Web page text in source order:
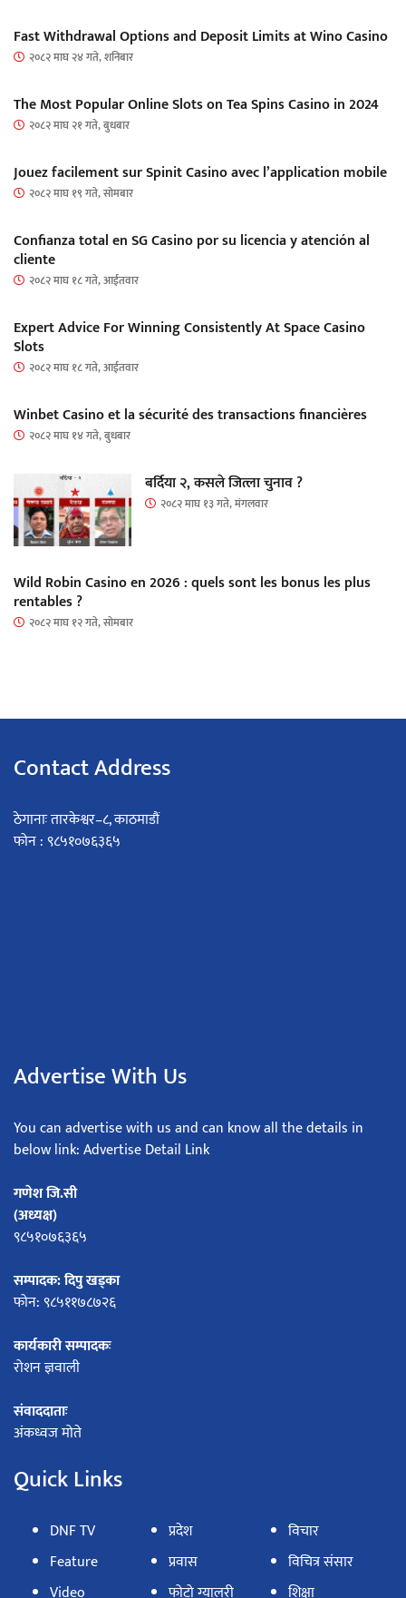
Fast Withdrawal Options and Deposit Limits at Wino Casino
२०८२ माघ २४ गते, शनिबार
The Most Popular Online Slots on Tea Spins Casino in 2024
२०८२ माघ २१ गते, बुधबार
Jouez facilement sur Spinit Casino avec l’application mobile
२०८२ माघ १९ गते, सोमबार
Confianza total en SG Casino por su licencia y atención al
cliente
२०८२ माघ १८ गते, आईतवार
Expert Advice For Winning Consistently At Space Casino
Slots
२०८२ माघ १८ गते, आईतवार
Winbet Casino et la sécurité des transactions financières
२०८२ माघ १४ गते, बुधबार
बर्दिया २, कसले जित्ला चुनाव ?
२०८२ माघ १३ गते, मंगलवार
Wild Robin Casino en 2026 : quels sont les bonus les plus
rentables ?
२०८२ माघ १२ गते, सोमबार
Contact Address
ठेगानाः तारकेश्वर–८, काठमाडौं
फोन : ९८५१०७६३६५
Advertise With Us
You can advertise with us and can know all the details in
below link: Advertise Detail Link
गणेश जि.सी
(अध्यक्ष)
९८५१०७६३६५
सम्पादक: दिपु खड्का
फोन: ९८५११७८७२६
कार्यकारी सम्पादकः
रोशन ज्ञवाली
संवाददाताः
अंकध्वज मोते
Quick Links
DNF TV
Feature
प्रदेश
प्रवास
विचार
विचित्र संसार